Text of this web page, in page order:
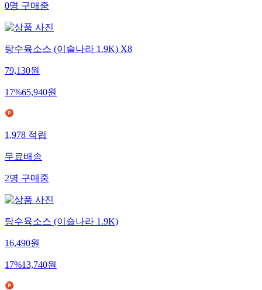
0명 구매중
탕수육소스 (이슬나라 1.9K) X8
79,130원
17%65,940원
1,978 적립
무료배송
2명 구매중
탕수육소스 (이슬나라 1.9K)
16,490원
17%13,740원